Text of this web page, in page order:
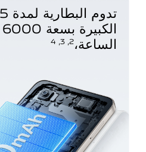
الساعة،2, 3, 4